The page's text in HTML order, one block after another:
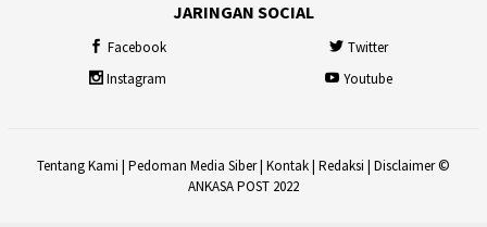
JARINGAN SOCIAL
Facebook
Twitter
Instagram
Youtube
Tentang Kami | Pedoman Media Siber| Kontak| Redaksi | Disclaimer©
ANKASA POST 2022